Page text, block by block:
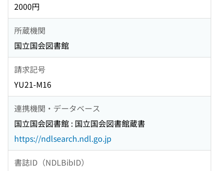
2000円
所蔵機関
国立国会図書館
請求記号
YU21-M16
連携機関・データベース
国立国会図書館 : 国立国会図書館蔵書
https://ndlsearch.ndl.go.jp
書誌ID（NDLBibID）